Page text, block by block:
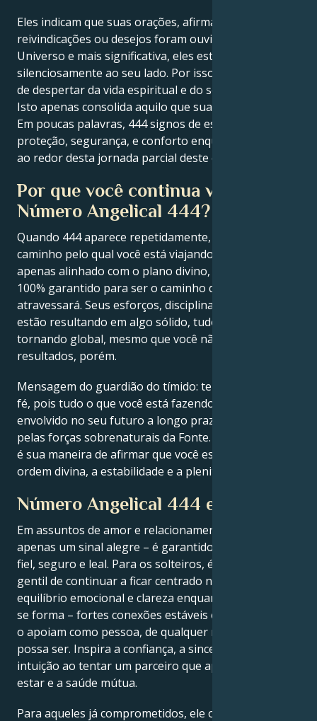
Eles indicam que suas orações, afirmações,
reivindicações ou desejos foram ouvidas pelo
Universo e mais significativa, eles estão trabalhando
silenciosamente ao seu lado. Por isso, 444 é um sinal
de despertar da vida espiritual e do senso próprio.
Isto apenas consolida aquilo que sua intuição já sabe.
Em poucas palavras, 444 signos de estabilidade,
proteção, segurança, e conforto enquanto servem
ao redor desta jornada parcial deste corpo.
Por que você continua vendo o
Número Angelical 444?
Quando 444 aparece repetidamente, indica que o
caminho pelo qual você está viajando não está
apenas alinhado com o plano divino, mas também é
100% garantido para ser o caminho que você
atravessará. Seus esforços, disciplina e perseverança
estão resultando em algo sólido, tudo está se
tornando global, mesmo que você não esteja vendo
resultados, porém.
Mensagem do guardião do tímido: tenha paciência e
fé, pois tudo o que você está fazendo agora está
envolvido no seu futuro a longo prazo e garantido
pelas forças sobrenaturais da Fonte. A remodelação
é sua maneira de afirmar que você está seguindo a
ordem divina, a estabilidade e a plenitude.
Número Angelical 444 e o Amor
Em assuntos de amor e relacionamentos, 444 não é
apenas um sinal alegre – é garantido que você seja
fiel, seguro e leal. Para os solteiros, é um lembrete
gentil de continuar a ficar centrado no amor próprio,
equilíbrio emocional e clareza enquanto o parceiro
se forma – fortes conexões estáveis ​​e amorosas que
o apoiam como pessoa, de qualquer maneira que
possa ser. Inspira a confiança, a sinceridade e a
intuição ao tentar um parceiro que apoie o bem-
estar e a saúde mútua.
Para aqueles já comprometidos, ele ordena a força e